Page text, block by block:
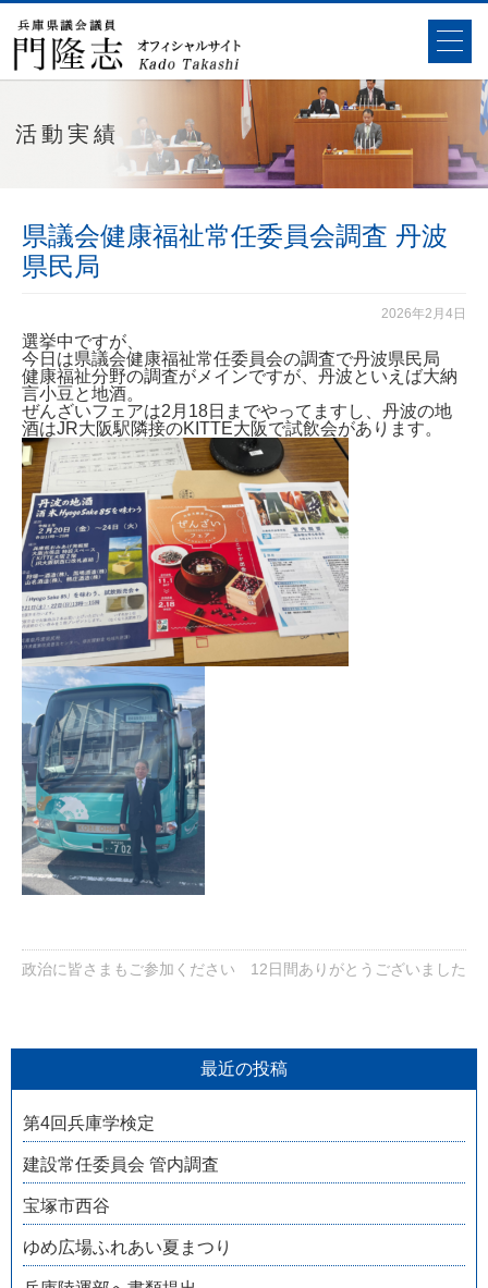
活動実績
県議会健康福祉常任委員会調査 丹波
県民局
2026年2月4日
選挙中ですが、
今日は県議会健康福祉常任委員会の調査で丹波県民局
健康福祉分野の調査がメインですが、丹波といえば大納
言小豆と地酒。
ぜんざいフェアは2月18日までやってますし、丹波の地
酒はJR大阪駅隣接のKITTE大阪で試飲会があります。
政治に皆さまもご参加ください 12日間ありがとうございました
最近の投稿
第4回兵庫学検定
建設常任委員会 管内調査
宝塚市西谷
ゆめ広場ふれあい夏まつり